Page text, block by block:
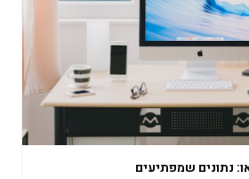
נתונים שמפתיעים